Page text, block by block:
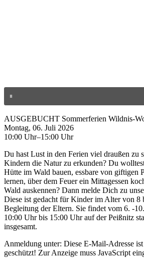
AUSGEBUCHT Sommerferien Wildnis-
Montag, 06. Juli 2026
10:00 Uhr–15:00 Uhr
Du hast Lust in den Ferien viel draußen zu
Kindern die Natur zu erkunden? Du
Hütte im Wald bauen, essbare von giftigen
lernen, über dem Feuer ein Mittagessen
Wald auskennen? Dann melde Dich zu
Diese ist gedacht für Kinder im Alter von 8
Begleitung der Eltern. Sie findet vom 6. -
10:00 Uhr bis 15:00 Uhr auf der Peißnitz
insgesamt.
Anmeldung unter: Diese E-Mail-Adresse
geschützt! Zur Anzeige muss JavaScript